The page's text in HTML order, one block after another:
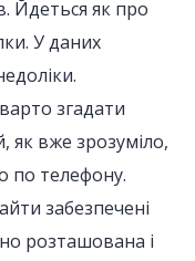
Йдеться як про
У даних
згадати
як вже зрозуміло,
по телефону.
забезпечені
розташована і